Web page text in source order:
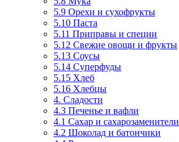
5.9 Орехи и сухофрукты
5.10 Паста
5.11 Приправы и специи
5.12 Свежие овощи и фрукты
5.13 Соусы
5.14 Суперфуды
5.15 Хлеб
5.16 Хлебцы
4. Сладости
4.3 Печенье и вафли
4.1 Сахар и сахарозаменители
4.2 Шоколад и батончики